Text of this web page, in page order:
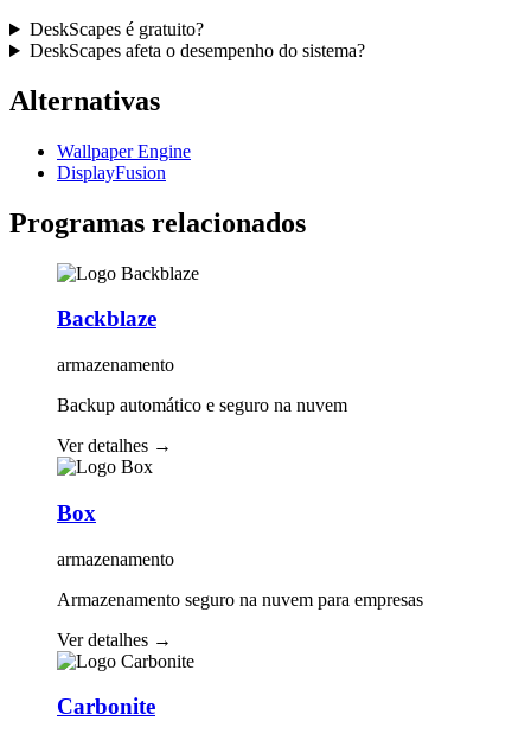
DeskScapes é gratuito?
DeskScapes afeta o desempenho do sistema?
Alternativas
Wallpaper Engine
DisplayFusion
Programas relacionados
Backblaze
armazenamento
Backup automático e seguro na nuvem
Ver detalhes →
Box
armazenamento
Armazenamento seguro na nuvem para empresas
Ver detalhes →
Carbonite